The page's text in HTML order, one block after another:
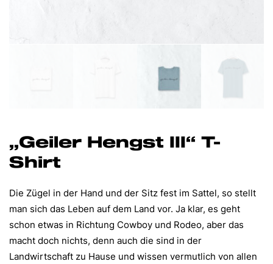
„Geiler Hengst III“ T-
Shirt
Die Zügel in der Hand und der Sitz fest im Sattel, so stellt
man sich das Leben auf dem Land vor. Ja klar, es geht
schon etwas in Richtung Cowboy und Rodeo, aber das
macht doch nichts, denn auch die sind in der
Landwirtschaft zu Hause und wissen vermutlich von allen